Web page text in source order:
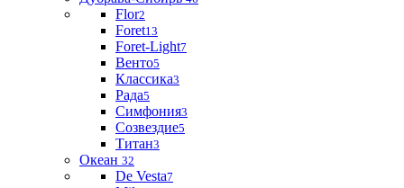
Flor2
Foret13
Foret-Light7
Венто5
Классика3
Рада5
Симфония3
Созвездие5
Титан3
Океан 32
De Vesta7